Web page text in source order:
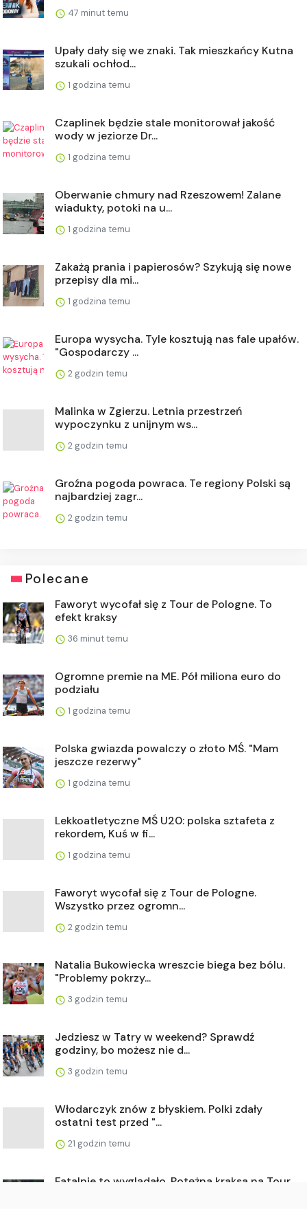
47 minut temu
Upały dały się we znaki. Tak mieszkańcy Kutna
szukali ochłod...
1 godzina temu
Czaplinek będzie stale monitorował jakość
wody w jeziorze Dr...
1 godzina temu
Oberwanie chmury nad Rzeszowem! Zalane
wiadukty, potoki na u...
1 godzina temu
Zakażą prania i papierosów? Szykują się nowe
przepisy dla mi...
1 godzina temu
Europa wysycha. Tyle kosztują nas fale upałów.
"Gospodarczy ...
2 godzin temu
Malinka w Zgierzu. Letnia przestrzeń
wypoczynku z unijnym ws...
2 godzin temu
Groźna pogoda powraca. Te regiony Polski są
najbardziej zagr...
2 godzin temu
Polecane
Faworyt wycofał się z Tour de Pologne. To
efekt kraksy
36 minut temu
Ogromne premie na ME. Pół miliona euro do
podziału
1 godzina temu
Polska gwiazda powalczy o złoto MŚ. "Mam
jeszcze rezerwy"
1 godzina temu
Lekkoatletyczne MŚ U20: polska sztafeta z
rekordem, Kuś w fi...
1 godzina temu
Faworyt wycofał się z Tour de Pologne.
Wszystko przez ogromn...
2 godzin temu
Natalia Bukowiecka wreszcie biega bez bólu.
"Problemy pokrzy...
3 godzin temu
Jedziesz w Tatry w weekend? Sprawdź
godziny, bo możesz nie d...
3 godzin temu
Włodarczyk znów z błyskiem. Polki zdały
ostatni test przed "...
21 godzin temu
Fatalnie to wyglądało. Potężna kraksa na Tour